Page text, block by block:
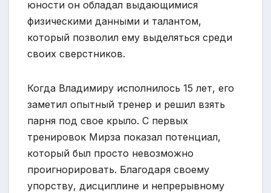
юности он обладал выдающимися
физическими данными и талантом,
который позволил ему выделяться среди
своих сверстников.
Когда Владимиру исполнилось 15 лет, его
заметил опытный тренер и решил взять
парня под свое крыло. С первых
тренировок Мирза показал потенциал,
который был просто невозможно
проигнорировать. Благодаря своему
упорству, дисциплине и непрерывному